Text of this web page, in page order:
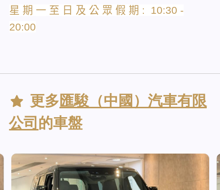
星 期 一 至 日 及 公 眾 假 期 : 10:30 -
20:00
更多匯駿（中國）汽車有限
公司 的車盤